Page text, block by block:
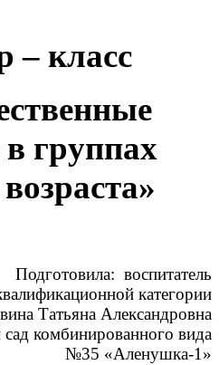
– класс
группах
Подготовила: воспитатель
категории
Татьяна Александровна
комбинированного вида
№35 «Аленушка-1»